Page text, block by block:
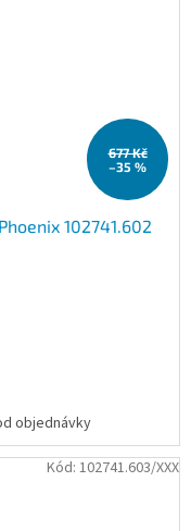
677 Kč
–35 %
102741.602
objednávky
Kód: 102741.603/XXX